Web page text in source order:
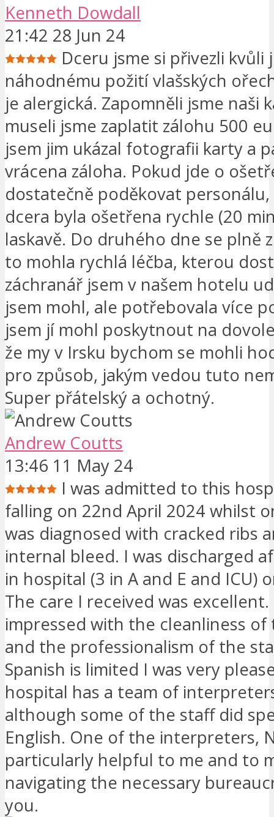
Kenneth Dowdall
21:42 28 Jun 24
Dceru jsme si přivezli kvůli
náhodnému požití vlašských
je alergická. Zapomněli jsme naši
museli jsme zaplatit zálohu 500
jsem jim ukázal fotografii karty a
vrácena záloha. Pokud jde o
dostatečně poděkovat personálu,
dcera byla ošetřena rychle (20
laskavě. Do druhého dne se plně
to mohla rychlá léčba, kterou
záchranář jsem v našem hotelu
jsem mohl, ale potřebovala více
jsem jí mohl poskytnout na
že my v Irsku bychom se mohli
pro způsob, jakým vedou tuto
Super přátelský a ochotný.
Andrew Coutts
13:46 11 May 24
I was admitted to this
falling on 22nd April 2024 whilst
was diagnosed with cracked ribs
internal bleed. I was discharged
in hospital (3 in A and E and ICU)
The care I received was excellent.
impressed with the cleanliness
and the professionalism of the
Spanish is limited I was very
hospital has a team of
although some of the staff did
English. One of the interpreters,
particularly helpful to me and to
navigating the necessary
you.